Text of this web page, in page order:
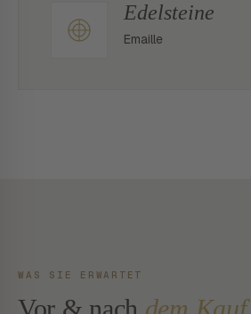
Edelsteine
Emaille
WAS SIE ERWARTET